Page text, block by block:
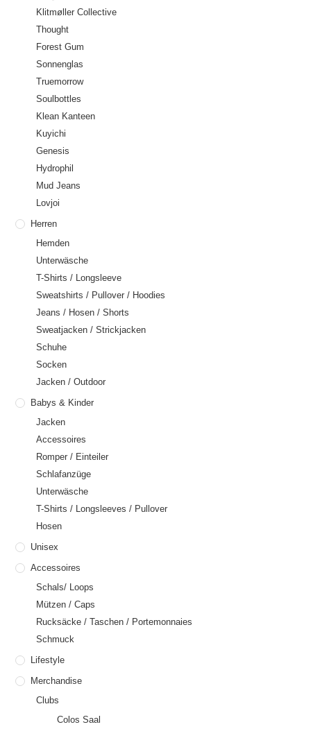
Klitmøller Collective
Thought
Forest Gum
Sonnenglas
Truemorrow
Soulbottles
Klean Kanteen
Kuyichi
Genesis
Hydrophil
Mud Jeans
Lovjoi
Herren
Hemden
Unterwäsche
T-Shirts / Longsleeve
Sweatshirts / Pullover / Hoodies
Jeans / Hosen / Shorts
Sweatjacken / Strickjacken
Schuhe
Socken
Jacken / Outdoor
Babys & Kinder
Jacken
Accessoires
Romper / Einteiler
Schlafanzüge
Unterwäsche
T-Shirts / Longsleeves / Pullover
Hosen
Unisex
Accessoires
Schals/ Loops
Mützen / Caps
Rucksäcke / Taschen / Portemonnaies
Schmuck
Lifestyle
Merchandise
Clubs
Colos Saal